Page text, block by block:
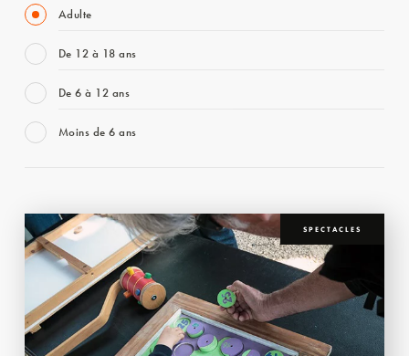
Adulte
De 12 à 18 ans
De 6 à 12 ans
Moins de 6 ans
SPECTACLES